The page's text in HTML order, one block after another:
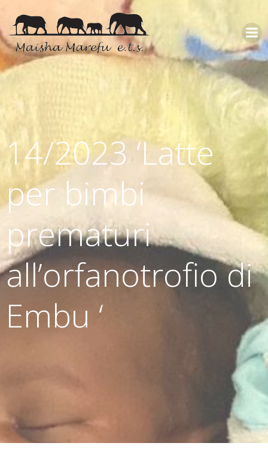
14/2023 ‘Latte
per bimbi
prematuri
all’orfanotrofio di
Embu ‘